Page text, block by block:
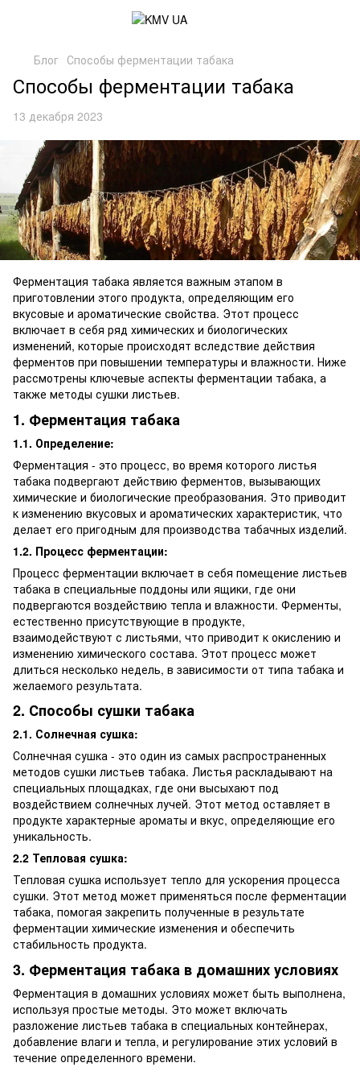
Блог Способы ферментации табака
Способы ферментации табака
13 декабря 2023
Ферментация табака является важным этапом в
приготовлении этого продукта, определяющим его
вкусовые и ароматические свойства. Этот процесс
включает в себя ряд химических и биологических
изменений, которые происходят вследствие действия
ферментов при повышении температуры и влажности. Ниже
рассмотрены ключевые аспекты ферментации табака, а
также методы сушки листьев.
1. Ферментация табака
1.1. Определение:
Ферментация - это процесс, во время которого листья
табака подвергают действию ферментов, вызывающих
химические и биологические преобразования. Это приводит
к изменению вкусовых и ароматических характеристик, что
делает его пригодным для производства табачных изделий.
1.2. Процесс ферментации:
Процесс ферментации включает в себя помещение листьев
табака в специальные поддоны или ящики, где они
подвергаются воздействию тепла и влажности. Ферменты,
естественно присутствующие в продукте,
взаимодействуют с листьями, что приводит к окислению и
изменению химического состава. Этот процесс может
длиться несколько недель, в зависимости от типа табака и
желаемого результата.
2. Способы сушки табака
2.1. Солнечная сушка:
Солнечная сушка - это один из самых распространенных
методов сушки листьев табака. Листья раскладывают на
специальных площадках, где они высыхают под
воздействием солнечных лучей. Этот метод оставляет в
продукте характерные ароматы и вкус, определяющие его
уникальность.
2.2 Тепловая сушка:
Тепловая сушка использует тепло для ускорения процесса
сушки. Этот метод может применяться после ферментации
табака, помогая закрепить полученные в результате
ферментации химические изменения и обеспечить
стабильность продукта.
3. Ферментация табака в домашних условиях
Ферментация в домашних условиях может быть выполнена,
используя простые методы. Это может включать
разложение листьев табака в специальных контейнерах,
добавление влаги и тепла, и регулирование этих условий в
течение определенного времени.